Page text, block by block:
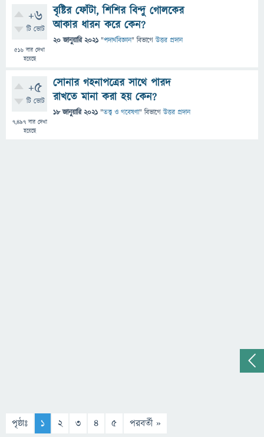
+6
টি ভোট
516 বার দেখা
হয়েছে
বৃষ্টির ফোঁটা, শিশির বিন্দু গোলকের
আকার ধারন করে কেন?
20 জানুয়ারি 2021 "পদার্থবিজ্ঞান" বিভাগে উত্তর প্রদান
+5
টি ভোট
7,497বার দেখা
হয়েছে
সোনার গহনাপত্রের সাথে পারদ
রাখতে মানা করা হয় কেন?
18 জানুয়ারি 2021 "তত্ত্ব ও গবেষণা" বিভাগে উত্তর প্রদান
পৃষ্ঠাঃ 1 2 3 4 5 পরবর্তী »